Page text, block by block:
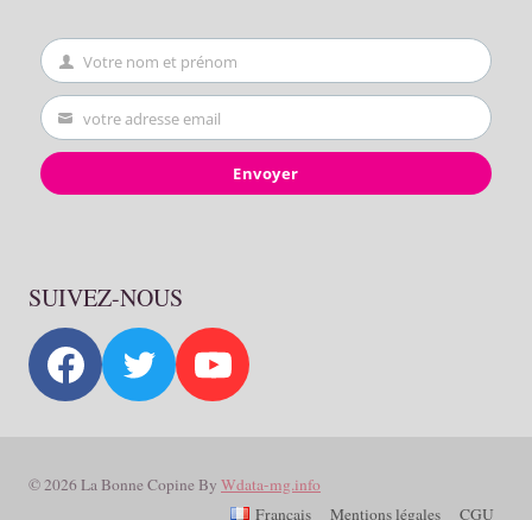
First
Name
Votre nom et prénom
Your
email
votre adresse email
Envoyer
SUIVEZ-NOUS
© 2026 La Bonne Copine By Wdata-mg.info
Français
Mentions légales CGU